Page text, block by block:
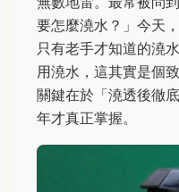
要怎麼澆水？」今天
只有老手才知道的澆
用澆水，這其實是個
關鍵在於「澆透後徹
年才真正掌握。